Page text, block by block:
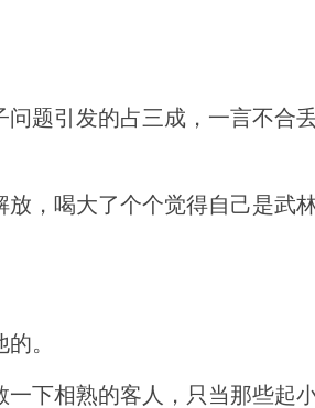
题引发的占三成，一言不合
，喝大了个个觉得自己是武
。
下相熟的客人，只当那些起